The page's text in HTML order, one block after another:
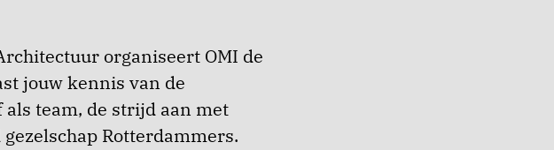
organiseert OMI de
jouw kennis van de
team, de strijd aan met
Rotterdammers.